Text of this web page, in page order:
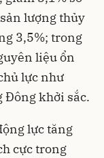
lượng thủy
3,5%; trong
liệu ổn
lực như
Đông khởi sắc.
lực tăng
cực trong